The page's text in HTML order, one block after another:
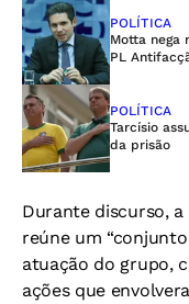
POLÍTICA
Motta nega
PL
POLÍTICA
Tarcísio
da prisão
Durante discurso,
reúne um
atuação do grupo,
ações que